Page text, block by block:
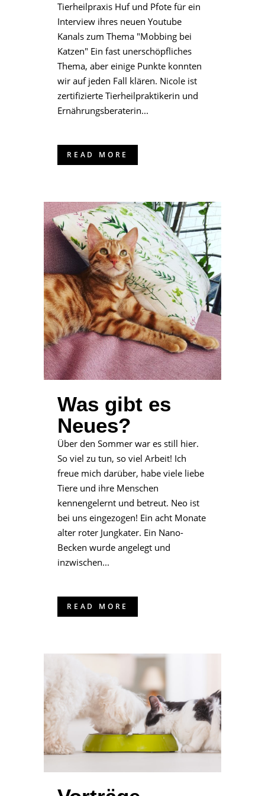
Tierheilpraxis Huf und Pfote für ein
Interview ihres neuen Youtube
Kanals zum Thema "Mobbing bei
Katzen" Ein fast unerschöpfliches
Thema, aber einige Punkte konnten
wir auf jeden Fall klären. Nicole ist
zertifizierte Tierheilpraktikerin und
Ernährungsberaterin...
READ MORE
Was gibt es
Neues?
Über den Sommer war es still hier.
So viel zu tun, so viel Arbeit! Ich
freue mich darüber, habe viele liebe
Tiere und ihre Menschen
kennengelernt und betreut. Neo ist
bei uns eingezogen! Ein acht Monate
alter roter Jungkater. Ein Nano-
Becken wurde angelegt und
inzwischen...
READ MORE